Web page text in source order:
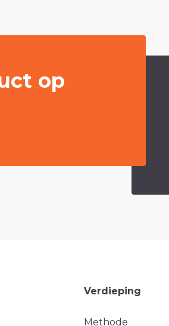
op
Verdieping
Methode